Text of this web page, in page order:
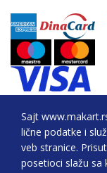
Sajt
lične podatke i
veb stranice.
posetioci slažu sa
2026. All Rights
BEOGRAD